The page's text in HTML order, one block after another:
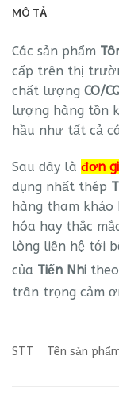
MÔ TẢ
Các sản phẩm
cấp trên thị
chất lượng CO/
lượng hàng tồn
hầu như tất cả
Sau đây là đơn
dụng nhất thép
hàng tham khảo
hóa hay thắc
lòng liên hệ tới
của Tiến Nhi
trân trọng cảm
STT Tên sản